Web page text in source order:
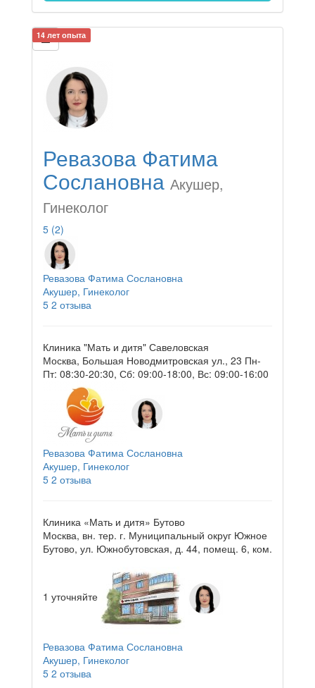
14 лет опыта
Ревазова Фатима
Сослановна Акушер,
Гинеколог
5 (2)
Ревазова Фатима Сослановна
Акушер, Гинеколог
5 2 отзыва
Клиника "Мать и дитя" Савеловская
Москва, Большая Новодмитровская ул., 23 Пн-
Пт: 08:30-20:30, Сб: 09:00-18:00, Вс: 09:00-16:00
Ревазова Фатима Сослановна
Акушер, Гинеколог
5 2 отзыва
Клиника «Мать и дитя» Бутово
Москва, вн. тер. г. Муниципальный округ Южное
Бутово, ул. Южнобутовская, д. 44, помещ. 6, ком.
1 уточняйте
Ревазова Фатима Сослановна
Акушер, Гинеколог
5 2 отзыва